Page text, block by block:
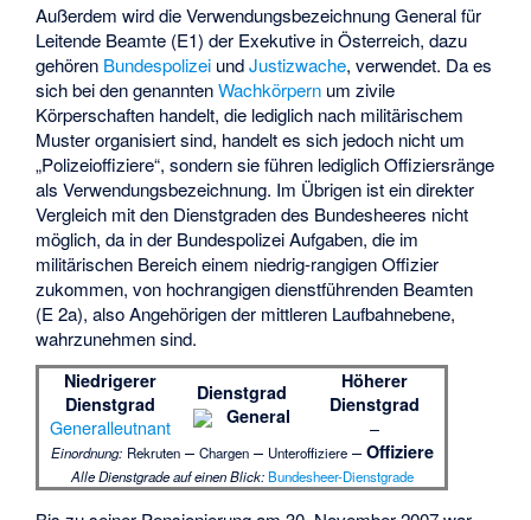
Außerdem wird die Verwendungsbezeichnung General für
Leitende Beamte (E1) der Exekutive in Österreich, dazu
gehören Bundespolizei undJustizwache, verwendet. Da es
sich bei den genanntenWachkörpern um zivile
Körperschaften handelt, die lediglich nach militärischem
Muster organisiert sind, handelt es sich jedoch nicht um
„Polizeioffiziere“, sondern sie führen lediglich Offiziersränge
als Verwendungsbezeichnung. Im Übrigen ist ein direkter
Vergleich mit den Dienstgraden des Bundesheeres nicht
möglich, da in der Bundespolizei Aufgaben, die im
militärischen Bereich einem niedrig-rangigen Offizier
zukommen, von hochrangigen dienstführenden Beamten
(E 2a), also Angehörigen der mittleren Laufbahnebene,
wahrzunehmen sind.
Niedrigerer
Dienstgrad
Generalleutnant
Dienstgrad
General
Höherer
Dienstgrad
–
Einordnung: Rekruten– Chargen– Unteroffiziere– Offiziere
Alle Dienstgrade auf einen Blick: Bundesheer-Dienstgrade